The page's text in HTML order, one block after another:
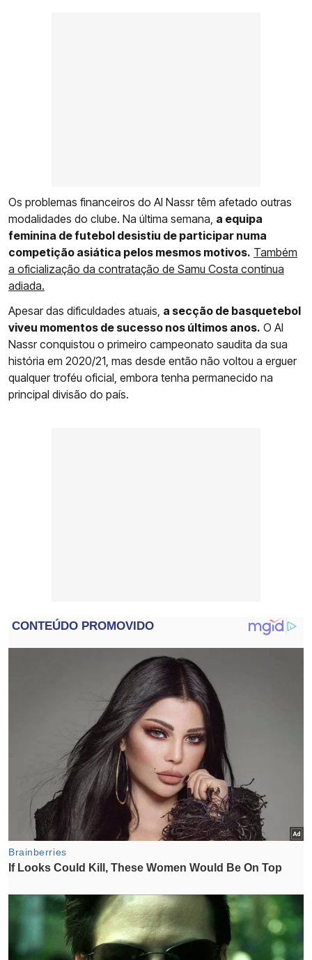
Os problemas financeiros do Al Nassr têm afetado outras
modalidades do clube. Na última semana, a equipa
feminina de futebol desistiu de participar numa
competição asiática pelos mesmos motivos. Também
a oficialização da contratação de Samu Costa continua
adiada.
Apesar das dificuldades atuais, a secção de basquetebol
viveu momentos de sucesso nos últimos anos. O Al
Nassr conquistou o primeiro campeonato saudita da sua
história em 2020/21, mas desde então não voltou a erguer
qualquer troféu oficial, embora tenha permanecido na
principal divisão do país.